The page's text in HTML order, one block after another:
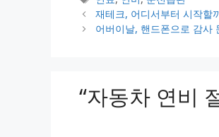
고
리
그
재테크, 어디서부터 시작할
어버이날, 핸드폰으로 감사
“자동차 연비